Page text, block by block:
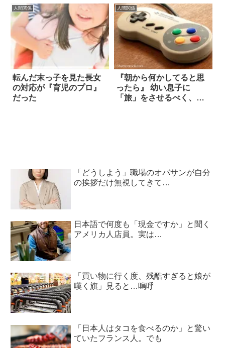
人間関係
転んだ末っ子を見た長女
の対応が『育児のプロ』
だった
人間関係
『朝から何かしてると思
ったら』 幼い息子に
「旅」をさせるべく、パ
「どうしよう」職場のオバサンが自分
の挨拶だけ無視してきて…
日本語で何度も「現金ですか」と聞く
アメリカ人店員。実は…
「買い物に行く度、残酷すぎると娘が
嘆く旗」見ると…嗚呼
「日本人はタコを食べるのか」と驚い
ていたフランス人。でも